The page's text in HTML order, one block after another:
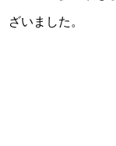
ざいました。